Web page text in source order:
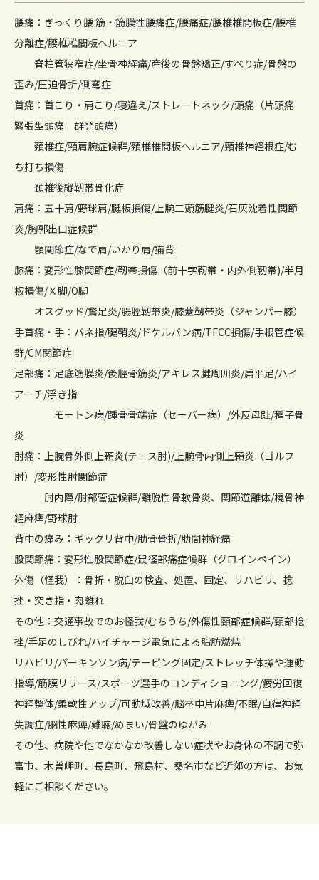
腰痛：ぎっくり腰 筋・筋膜性腰痛症/腰痛症/腰椎椎間板症/腰椎
分離症/腰椎椎間板ヘルニア
脊柱管狭窄症/坐骨神経痛/産後の骨盤矯正/すべり症/骨盤の
歪み/圧迫骨折/側弯症
首痛：首こり・肩こり/寝違え/ストレートネック/頭痛（片頭痛
緊張型頭痛 群発頭痛）
頚椎症/頸肩腕症候群/頚椎椎間板ヘルニア/頸椎神経根症/む
ち打ち損傷
頚椎後縦靭帯骨化症
肩痛：五十肩/野球肩/腱板損傷/上腕二頭筋腱炎/石灰沈着性関節
炎/胸郭出口症候群
顎関節症/なで肩/いかり肩/猫背
膝痛：変形性膝関節症/靭帯損傷（前十字靭帯・内外側靭帯)/半月
板損傷/Ｘ脚/O脚
オスグッド/鵞足炎/腸脛靭帯炎/膝蓋靱帯炎（ジャンパー膝）
手首痛・手：バネ指/腱鞘炎/ドケルバン病/TFCC損傷/手根管症候
群/CM関節症
足部痛：足底筋膜炎/後脛骨筋炎/アキレス腱周囲炎/扁平足/ハイ
アーチ/浮き指
モートン病/踵骨骨端症（セーバー病）/外反母趾/種子骨
炎
肘痛：上腕骨外側上顆炎(テニス肘)/上腕骨内側上顆炎（ゴルフ
肘）/変形性肘関節症
肘内障/肘部管症候群/離脱性骨軟骨炎、関節遊離体/橈骨神
経麻痺/野球肘
背中の痛み：ギックリ背中/肋骨骨折/肋間神経痛
股関節痛：変形性股関節症/鼠径部痛症候群（グロインペイン）
外傷（怪我）：骨折・脱臼の検査、処置、固定、リハビリ、捻
挫・突き指・肉離れ
その他：交通事故でのお怪我/むちうち/外傷性頸部症候群/頸部捻
挫/手足のしびれ/ハイチャージ電気による脂肪燃焼
リハビリ/パーキンソン病/テーピング固定/ストレッチ体操や運動
指導/筋膜リリース/スポーツ選手のコンディショニング/疲労回復
神経整体/柔軟性アップ/可動域改善/脳卒中片麻痺/不眠/自律神経
失調症/脳性麻痺/難聴/めまい/骨盤のゆがみ
その他、病院や他でなかなか改善しない症状やお身体の不調で弥
富市、木曽岬町、長島町、飛島村、桑名市など近郊の方は、お気
軽にご相談ください。